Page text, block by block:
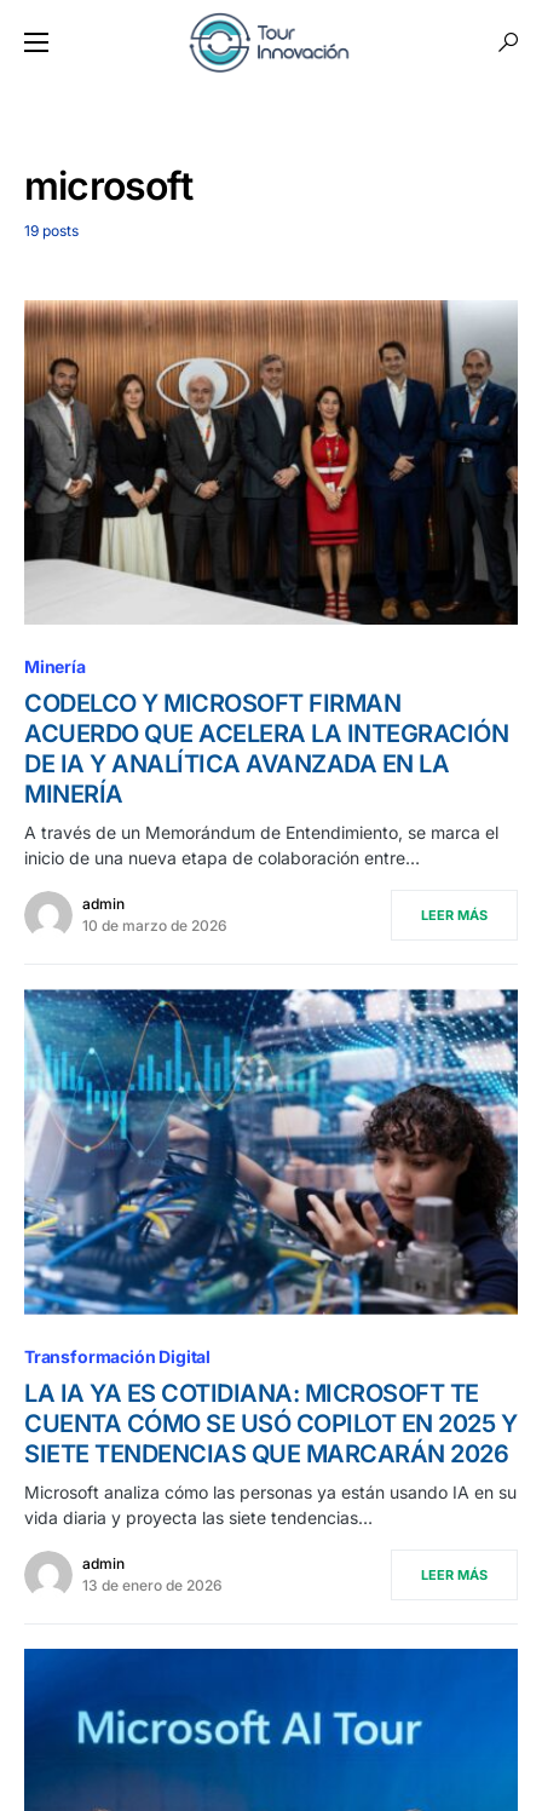
microsoft
19 posts
Minería
CODELCO Y MICROSOFT FIRMAN
ACUERDO QUE ACELERA LA INTEGRACIÓN
DE IA Y ANALÍTICA AVANZADA EN LA
MINERÍA
A través de un Memorándum de Entendimiento, se marca el
inicio de una nueva etapa de colaboración entre…
admin
10 de marzo de 2026
LEER MÁS
Transformación Digital
LA IA YA ES COTIDIANA: MICROSOFT TE
CUENTA CÓMO SE USÓ COPILOT EN 2025 Y
SIETE TENDENCIAS QUE MARCARÁN 2026
Microsoft analiza cómo las personas ya están usando IA en su
vida diaria y proyecta las siete tendencias…
admin
13 de enero de 2026
LEER MÁS